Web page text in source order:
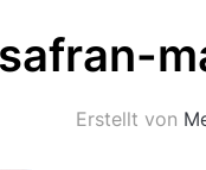
safran-
Erstellt von